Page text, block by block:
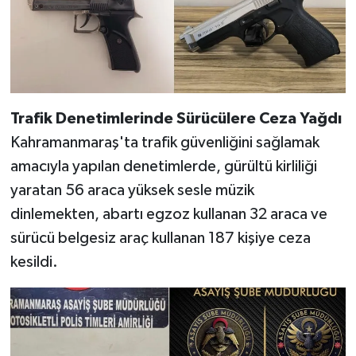
Trafik Denetimlerinde Sürücülere Ceza Yağdı
Kahramanmaraş'ta trafik güvenliğini sağlamak
amacıyla yapılan denetimlerde, gürültü kirliliği
yaratan 56 araca yüksek sesle müzik
dinlemekten, abartı egzoz kullanan 32 araca ve
sürücü belgesiz araç kullanan 187 kişiye ceza
kesildi.
BİLİM TEKNOLOJİ
SEÇİM 2015
BİLİM VE TEKNOLOJİ
YARIŞMALAR
TANITIM
HABERDE İNSAN